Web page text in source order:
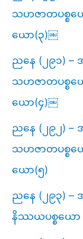
သဟဇာတပစ္စယ
ယော(၃)￼
ညနေ (၂၉၁) –
သဟဇာတပစ္စယ
ယော(၄)￼
ညနေ (၂၉၂) –
သဟဇာတပစ္စယ
ယော(၅)
ညနေ (၂၉၃) –
နိဿယပစ္စယော